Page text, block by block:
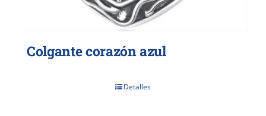
Colgante corazón azul
Detalles